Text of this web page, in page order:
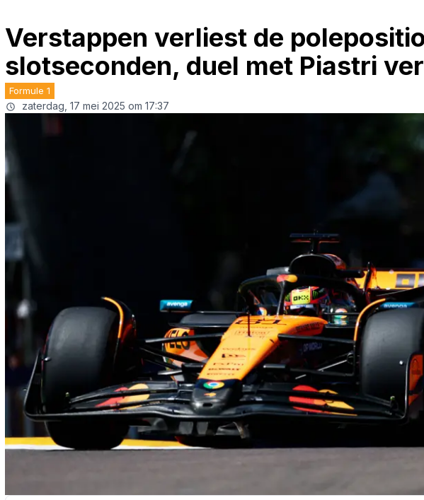
Verstappen verliest de
slotseconden, duel met Piastri
Formule 1
zaterdag, 17 mei 2025 om 17:37